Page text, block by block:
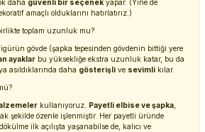
daha güvenli bir seçenek yapar. (Yine de
amaçlı olduklarını hatırlatırız.)
toplam uzunluk mu?
gövde (şapka tepesinden gövdenin bittiği yere
ayaklar bu yüksekliğe ekstra uzunluk katar, bu da
asıldıklarında daha gösterişli ve sevimli kılar.
kullanıyoruz. Payetli elbise ve şapka
şekilde özenle işlenmiştir. Her payetli üründe
ilk açılışta yaşanabilse de, kalıcı ve